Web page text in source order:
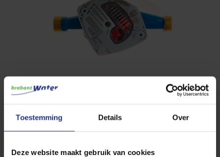
Toestemming Details Over
Deze website maakt gebruik van cookies
Elster, S220, snelheidsmeter